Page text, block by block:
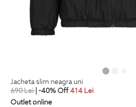
jacheta slim neagra uni
690Lei| -40% Off414 Lei
Outlet online